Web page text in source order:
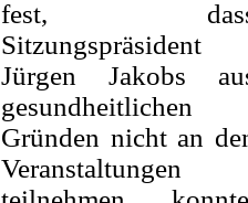
fest,
Sitzungspräsident
Jürgen Jakobs
gesundheitlichen
Gründen nicht an
Veranstaltungen